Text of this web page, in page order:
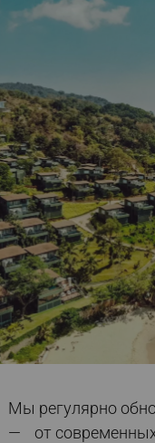
Мы регулярно
— от современных